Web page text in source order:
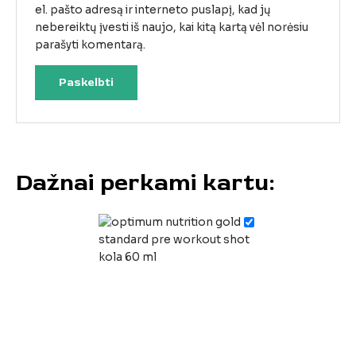
el. pašto adresą ir interneto puslapį, kad jų
nebereiktų įvesti iš naujo, kai kitą kartą vėl norėsiu
parašyti komentarą.
Dažnai perkami kartu: